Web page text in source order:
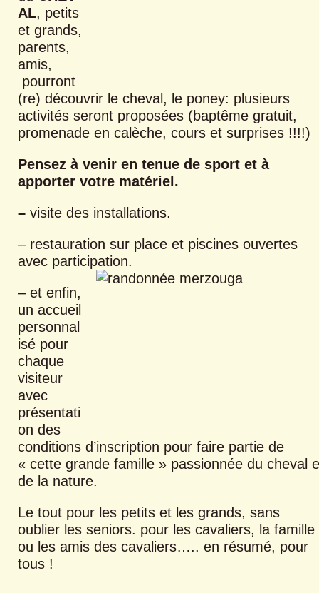
AL, petits
et grands,
parents,
amis,
pourront
(re) découvrir le cheval, le poney: plusieurs
activités seront proposées (baptême gratuit,
promenade en calèche, cours et surprises !!!!)
Pensez à venir en tenue de sport et à
apporter votre matériel.
– visite des installations.
– restauration sur place et piscines ouvertes
avec participation.
– et enfin,
un accueil
personnal
isé pour
chaque
visiteur
avec
présentati
on des
conditions d’inscription pour faire partie de
« cette grande famille » passionnée du cheval
de la nature.
Le tout pour les petits et les grands, sans
oublier les seniors. pour les cavaliers, la famille
ou les amis des cavaliers….. en résumé, pour
tous !